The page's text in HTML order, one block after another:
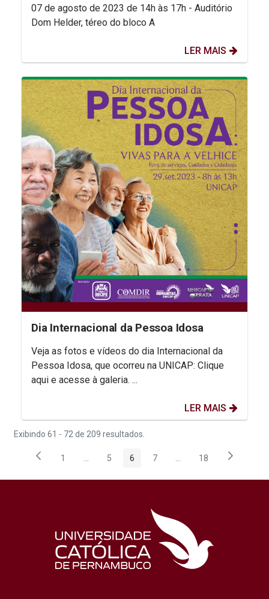
07 de agosto de 2023 de 14h às 17h - Auditório
Dom Helder, téreo do bloco A
LER MAIS
Dia Internacional da Pessoa Idosa
Veja as fotos e vídeos do dia Internacional da
Pessoa Idosa, que ocorreu na UNICAP: Clique
aqui e acesse à galeria. ...
LER MAIS
Exibindo 61 - 72 de 209 resultados.
Página
1 ...Páginas intermediárias Usar ABA para navegar.
Página
5 Página
6 Página
7 ...Páginas intermediárias
Página
18